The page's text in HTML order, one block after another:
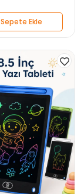
Sepete Ekle